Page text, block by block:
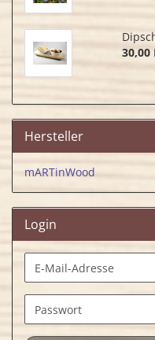
30,00
Hersteller
mARTinWood
Login
E-
Mail-
Adresse
Passwort